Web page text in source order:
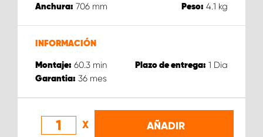
Anchura: 706 mm Peso: 4.1 kg
INFORMACIÓN
Montaje: 60.3 min Plazo de entrega: 1 Dia
Garantia: 36 mes
X AÑADIR